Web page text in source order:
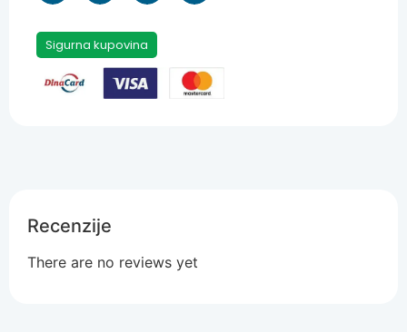
Sigurna kupovina
Recenzije
There are no reviews yet